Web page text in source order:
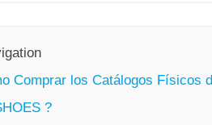
Comprar los Catálogos Físicos
?